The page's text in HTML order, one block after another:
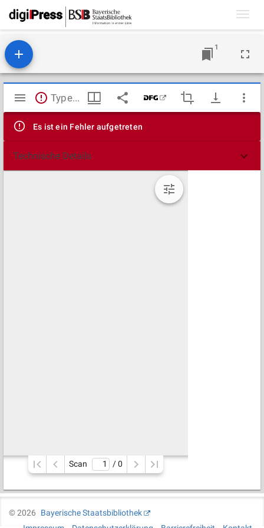
1
Mirador
Viewer
TypeError: Failed to fetch
Es ist ein Fehler aufgetreten
Technische Details
Scan / 0
©2026
Bayerische Staatsbibliothek